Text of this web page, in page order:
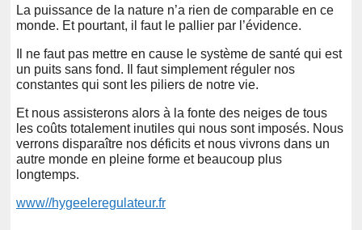
La puissance de la nature n’a rien de comparable en ce
monde. Et pourtant, il faut le pallier par l’évidence.
Il ne faut pas mettre en cause le système de santé qui est
un puits sans fond. Il faut simplement réguler nos
constantes qui sont les piliers de notre vie.
Et nous assisterons alors à la fonte des neiges de tous
les coûts totalement inutiles qui nous sont imposés. Nous
verrons disparaître nos déficits et nous vivrons dans un
autre monde en pleine forme et beaucoup plus
longtemps.
www//hygeeleregulateur.fr